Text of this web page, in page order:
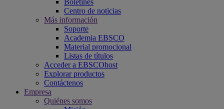
Boletines
Centro de noticias
Más información
Soporte
Academia EBSCO
Material promocional
Listas de títulos
Acceder a EBSCOhost
Explorar productos
Contáctenos
Empresa
Quiénes somos